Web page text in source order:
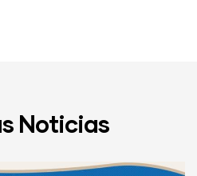
Noticias